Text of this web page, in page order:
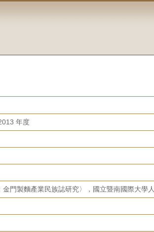
年度
金門製麵產業民族誌研究〉，國立暨南國際大學人